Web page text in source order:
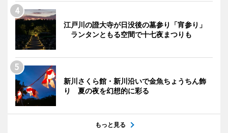
江戸川の證大寺が日没後の墓参り「宵参り」
ランタンともる空間で十七夜まつりも
新川さくら館・新川沿いで金魚ちょうちん飾
り 夏の夜を幻想的に彩る
もっと見る